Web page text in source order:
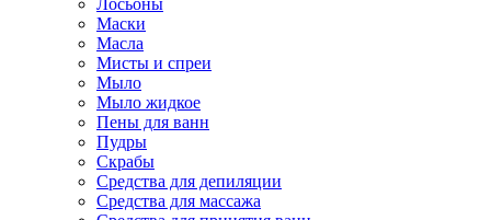
Лосьоны
Маски
Масла
Мисты и спреи
Мыло
Мыло жидкое
Пены для ванн
Пудры
Скрабы
Средства для депиляции
Средства для массажа